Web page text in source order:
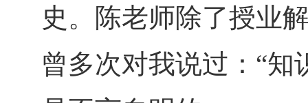
史。陈老师除了授业
曾多次对我说过：“